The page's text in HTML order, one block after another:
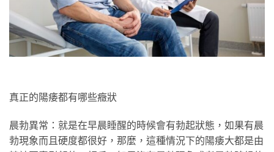
真正的陽痿都有哪些癥狀
晨勃異常：就是在早晨睡醒的時候會有勃起狀態，如果有晨
勃現象而且硬度都很好，那麼，這種情況下的陽痿大都是由